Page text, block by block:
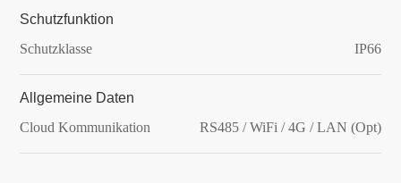
Schutzfunktion
Schutzklasse
IP66
Allgemeine Daten
Cloud Kommunikation
RS485 / WiFi / 4G / LAN (Opt)